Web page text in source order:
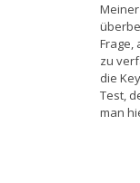
Frage,
zu
die
Test,
man